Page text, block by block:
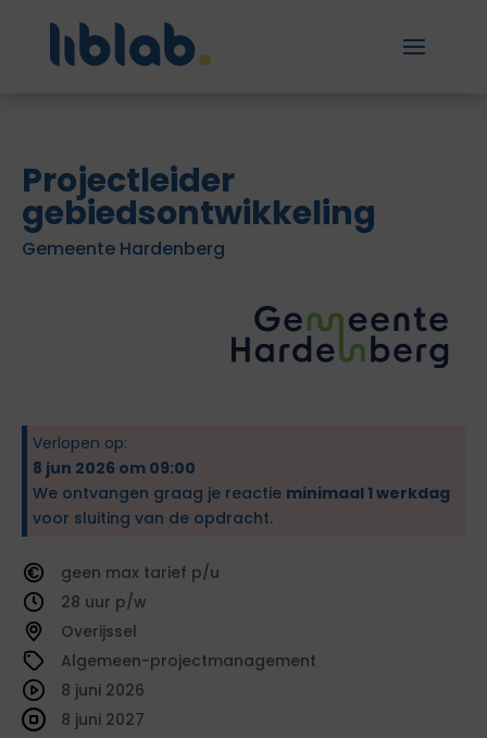
Projectleider
gebiedsontwikkeling
Gemeente Hardenberg
Verlopen op:
8 jun 2026 om 09:00
We ontvangen graag je reactie minimaal 1 werkdag
voor sluiting van de opdracht.
geen
tarief
28
Overijssel
Algemeen-projectmanagement
8 juni 2026
8 juni 2027